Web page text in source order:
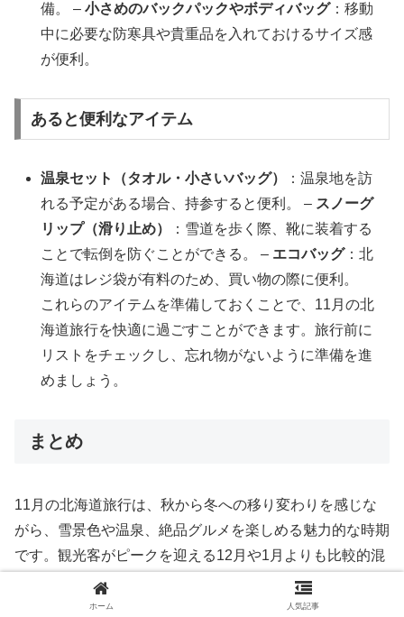
備。 –小さめのバックパックやボディバッグ：移動
中に必要な防寒具や貴重品を入れておけるサイズ感
が便利。
あると便利なアイテム
温泉セット（タオル・小さいバッグ）
：温泉地を訪
れる予定がある場合、持参すると便利。 – スノーグ
リップ（滑り止め）
：雪道を歩く際、靴に装着する
ことで転倒を防ぐことができる。 – エコバッグ：北
海道はレジ袋が有料のため、買い物の際に便利。
これらのアイテムを準備しておくことで、11月の北
海道旅行を快適に過ごすことができます。旅行前に
リストをチェックし、忘れ物がないように準備を進
めましょう。
まとめ
11月の北海道旅行は、秋から冬への移り変わりを感じな
がら、雪景色や温泉、絶品グルメを楽しめる魅力的な時期
です。観光客がピークを迎える12月や1月よりも比較的混
雑が少なく、宿泊費や交通費も抑えやすいというメリット
があります。ホーム 人気記事